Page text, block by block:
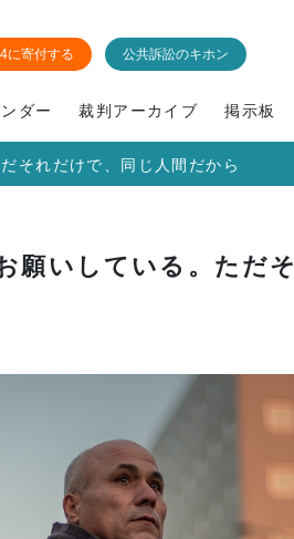
に寄付する 公共訴訟のキホン
ダー 裁判アーカイブ 掲示板
それだけで、同じ人間だから
願いしている。ただそ